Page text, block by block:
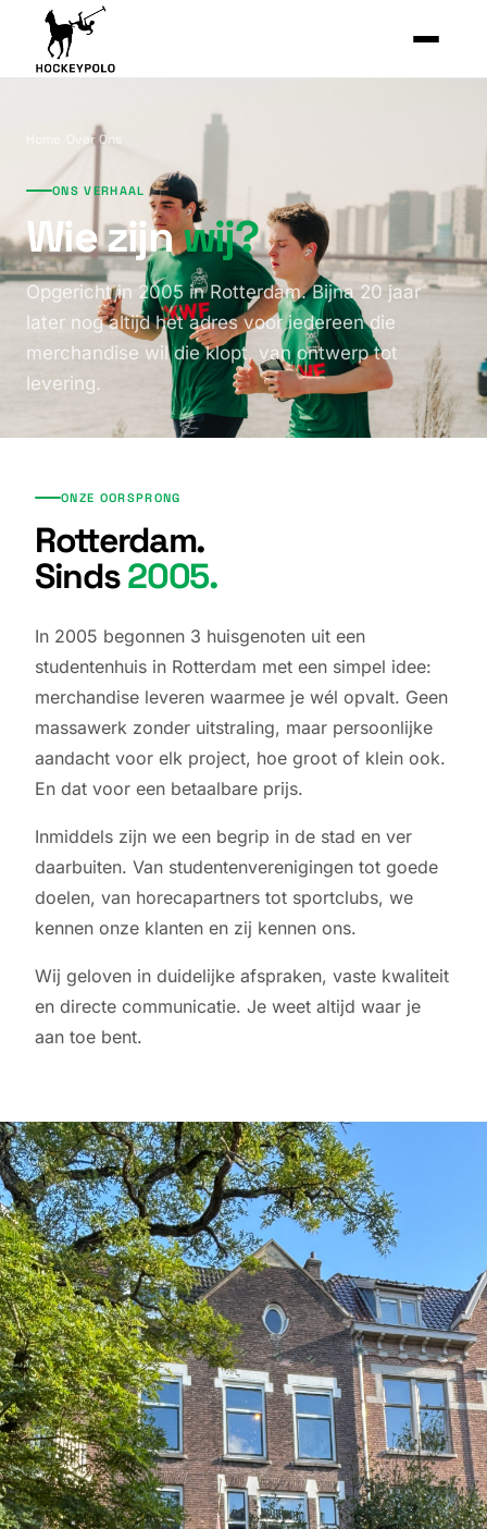
Over Ons
ONS VERHAAL
Wie zijnwij?
Opgericht in 2005 in Rotterdam. Bijna 20 jaar
later nog altijd het adres voor iedereen die
merchandise wil die klopt, van ontwerp tot
levering.
ONZE OORSPRONG
Rotterdam.
Sinds2005.
In 2005 begonnen 3 huisgenoten uit een
studentenhuis in Rotterdam met een simpel idee:
merchandise leveren waarmee je wél opvalt. Geen
massawerk zonder uitstraling, maar persoonlijke
aandacht voor elk project, hoe groot of klein ook.
En dat voor een betaalbare prijs.
Inmiddels zijn we een begrip in de stad en ver
daarbuiten. Van studentenverenigingen tot goede
doelen, van horecapartners tot sportclubs, we
kennen onze klanten en zij kennen ons.
Wij geloven in duidelijke afspraken, vaste kwaliteit
en directe communicatie. Je weet altijd waar je
aan toe bent.